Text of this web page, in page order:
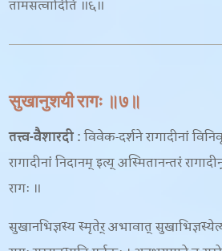
तामसत्वादिति ॥६॥
सुखानुशयी रागः ॥७॥
तत्त्व-वैशारदी:विवेक-दर्शने रागादीनां
रागादीनां निदानम् इत्य् अस्मितानन्तरं
रागः ॥
सुखानभिज्ञस्य स्मृतेर् अभावात्